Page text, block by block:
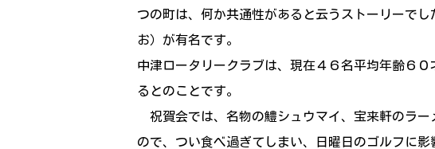
つの町は、何か共通性があると云うストーリーで
お）が有名です。
中津ロータリークラブは、現在４６名平均年齢６
るとのことです。
祝賀会では、名物の鱧シュウマイ、宝来軒のラー
ので、つい食べ過ぎてしまい、日曜日のゴルフに